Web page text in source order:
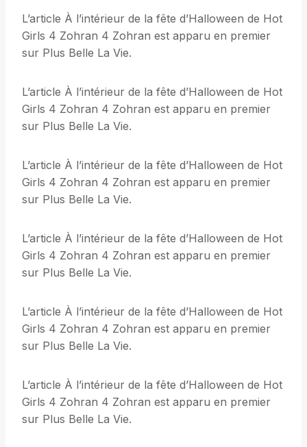
L’article À l’intérieur de la fête d’Halloween de Hot
Girls 4 Zohran 4 Zohran est apparu en premier
sur Plus Belle La Vie.
L’article À l’intérieur de la fête d’Halloween de Hot
Girls 4 Zohran 4 Zohran est apparu en premier
sur Plus Belle La Vie.
L’article À l’intérieur de la fête d’Halloween de Hot
Girls 4 Zohran 4 Zohran est apparu en premier
sur Plus Belle La Vie.
L’article À l’intérieur de la fête d’Halloween de Hot
Girls 4 Zohran 4 Zohran est apparu en premier
sur Plus Belle La Vie.
L’article À l’intérieur de la fête d’Halloween de Hot
Girls 4 Zohran 4 Zohran est apparu en premier
sur Plus Belle La Vie.
L’article À l’intérieur de la fête d’Halloween de Hot
Girls 4 Zohran 4 Zohran est apparu en premier
sur Plus Belle La Vie.